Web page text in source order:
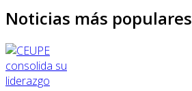
Noticias más populares